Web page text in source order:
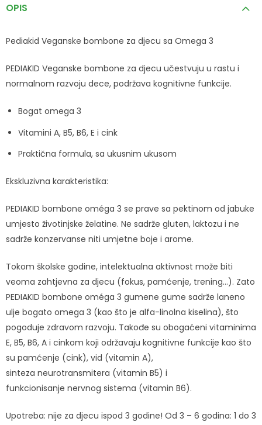
OPIS
Pediakid Veganske bombone za djecu sa Omega 3
PEDIAKID Veganske bombone za djecu učestvuju u rastu i
normalnom razvoju dece, podržava kognitivne funkcije.
Bogat omega 3
Vitamini A, B5, B6, E i cink
Praktična formula, sa ukusnim ukusom
Ekskluzivna karakteristika:
PEDIAKID bombone oméga 3 se prave sa pektinom od jabuke
umjesto životinjske želatine. Ne sadrže gluten, laktozu i ne
sadrže konzervanse niti umjetne boje i arome.
Tokom školske godine, intelektualna aktivnost može biti
veoma zahtjevna za djecu (fokus, pamćenje, trening…). Zato
PEDIAKID bombone oméga 3 gumene gume sadrže laneno
ulje bogato omega 3 (kao što je alfa-linolna kiselina), što
pogoduje zdravom razvoju. Takođe su obogaćeni vitaminima
E, B5, B6, A i cinkom koji održavaju kognitivne funkcije kao što
su pamćenje (cink), vid (vitamin A),
sinteza neurotransmitera (vitamin B5) i
funkcionisanje nervnog sistema (vitamin B6).
Upotreba: nije za djecu ispod 3 godine! Od 3 – 6 godina: 1 do 3